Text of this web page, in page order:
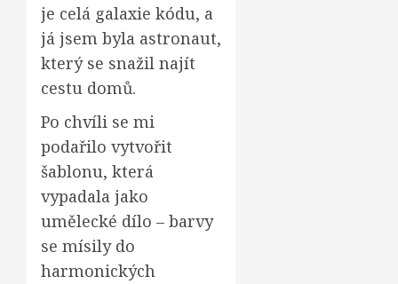
je celá galaxie kódu, a
já jsem byla astronaut,
který se snažil najít
cestu domů.
Po chvíli se mi
podařilo vytvořit
šablonu, která
vypadala jako
umělecké dílo – barvy
se mísily do
harmonických